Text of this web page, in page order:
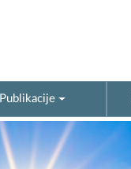
Publikacije